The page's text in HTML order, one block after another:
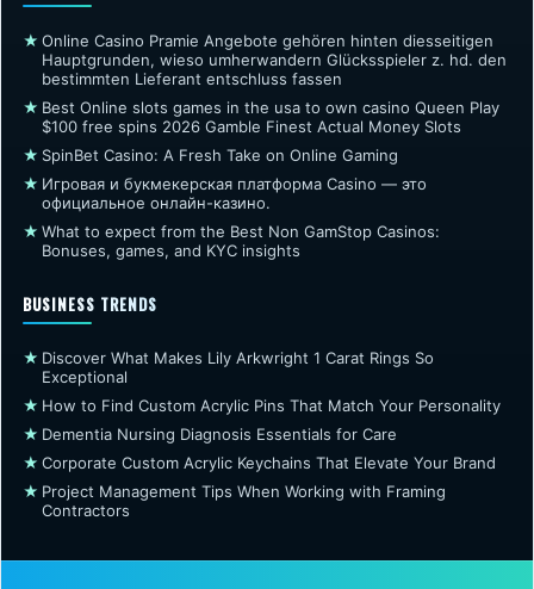
★ Online Casino Pramie Angebote gehören hinten diesseitigen
Hauptgrunden, wieso umherwandern Glücksspieler z. hd. den
bestimmten Lieferant entschluss fassen
★ Best Online slots games in the usa to own casino Queen Play
$100 free spins 2026 Gamble Finest Actual Money Slots
★ SpinBet Casino: A Fresh Take on Online Gaming
★ Игровая и букмекерская платформа Casino — это
официальное онлайн-казино.
★ What to expect from the Best Non GamStop Casinos:
Bonuses, games, and KYC insights
BUSINESS TRENDS
★ Discover What Makes Lily Arkwright 1 Carat Rings So
Exceptional
★ How to Find Custom Acrylic Pins That Match Your Personality
★ Dementia Nursing Diagnosis Essentials for Care
★ Corporate Custom Acrylic Keychains That Elevate Your Brand
★ Project Management Tips When Working with Framing
Contractors